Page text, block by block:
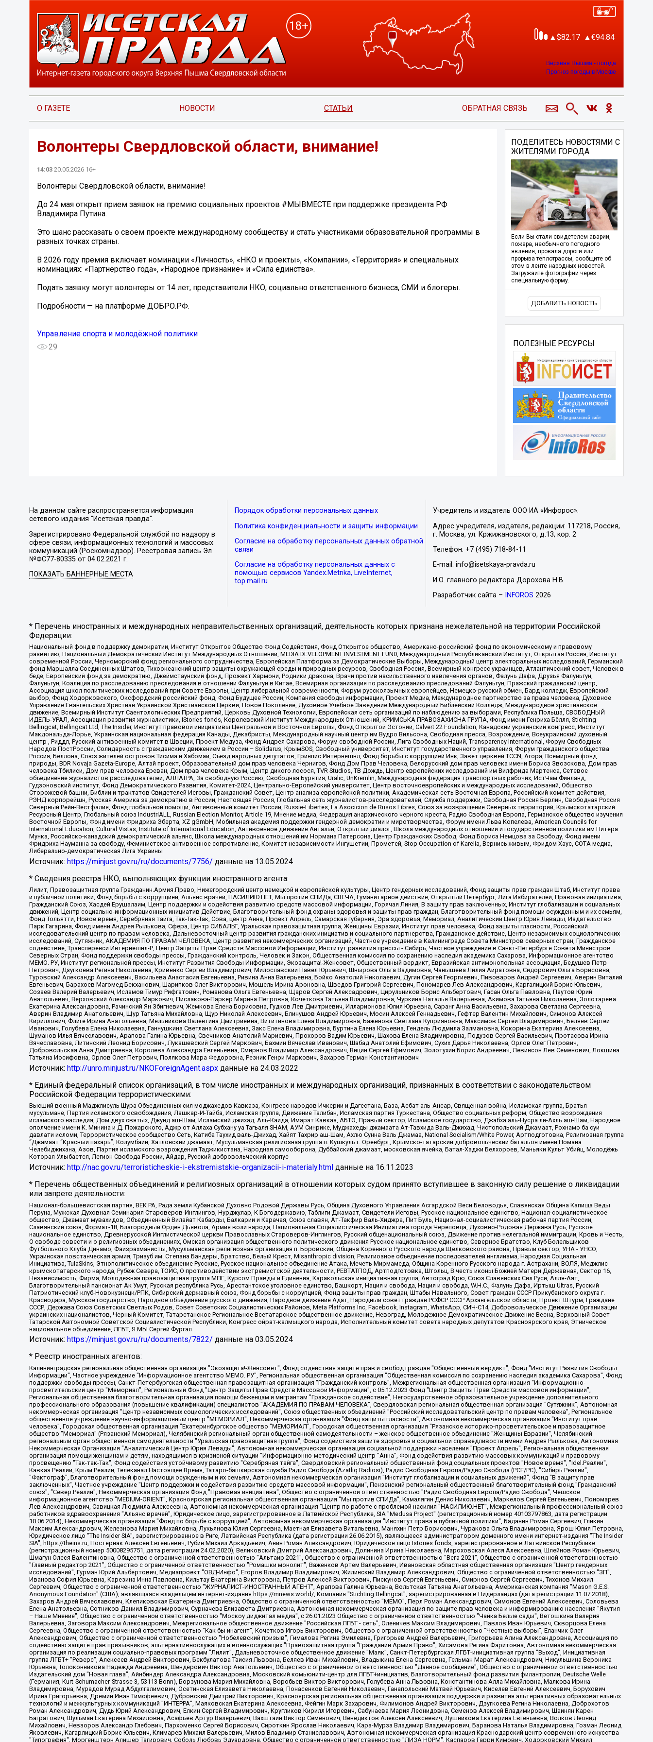
18+
82.17 94.84
Верхняя Пышма - погода
Прогноз погоды в Москве
О ГАЗЕТЕ НОВОСТИ СТАТЬИ ОБРАТНАЯ СВЯЗЬ
Волонтеры Свердловской области, внимание!
14:03 20.05.2026 16+
Волонтеры Свердловской области, внимание!
До 24 мая открыт прием заявок на премию социальных проектов #МЫВМЕСТЕ при поддержке президента РФ
Владимира Путина.
Это шанс рассказать о своем проекте международному сообществу и стать участниками образовательной программы в
разных точках страны.
В 2026 году премия включает номинации «Личность», «НКО и проекты», «Компании», «Территория» и специальных
номинациях: «Партнерство года», «Народное признание» и «Сила единства».
Подать заявку могут волонтеры от 14 лет, представители НКО, социально ответственного бизнеса, СМИ и блогеры.
Подробности — на платформе ДОБРО.РФ.
Управление спорта и молодёжной политики
29
ПОДЕЛИТЕСЬ НОВОСТЯМИ С
ЖИТЕЛЯМИ ГОРОДА
Если Вы стали свидетелем аварии,
пожара, необычного погодного
явления, провала дороги или
прорыва теплотрассы, сообщите об
этом в ленте народных новостей.
Загружайте фотографии через
специальную форму.
ДОБАВИТЬ НОВОСТЬ
ПОЛЕЗНЫЕ РЕСУРСЫ
На данном сайте распространяется информация
сетевого издания "Исетская правда".
Зарегистрировано Федеральной службой по надзору в
сфере связи, информационных технологий и массовых
коммуникаций (Роскомнадзор). Реестровая запись Эл
№ФС77-80335 от 04.02.2021 г.
ПОКАЗАТЬ БАННЕРНЫЕ МЕСТА
Порядок обработки персональных данных
Политика конфиденциальности и защиты информации
Согласие на обработку персональных данных обратной
связи
Согласие на обработку персональных данных с
помощью сервисов Yandex.Metrika, LiveInternet,
top.mail.ru
Учредитель и издатель ООО ИА «Инфорос».
Адрес учредителя, издателя, редакции: 117218, Россия,
г. Москва, ул. Кржижановского, д.13, кор. 2
Телефон: +7 (495) 718-84-11
E-mail: info@isetskaya-pravda.ru
И.О. главного редактора Дорохова Н.В.
Разработчик сайта –
INFOROS 2026
* Перечень иностранных и международных неправительственных организаций, деятельность которых признана нежелательной на территории Российской
Федерации:
Национальный фонд в поддержку демократии, Институт Открытое Общество Фонд Содействия, Фонд Открытое общество, Американо-российский фонд по экономическому и правовому
развитию, Национальный Демократический Институт Международных Отношений, MEDIA DEVELOPMENT INVESTMENT FUND, Международный Республиканский Институт, Открытая Россия, Институт
современной России, Черноморский фонд регионального сотрудничества, Европейская Платформа за Демократические Выборы, Международный центр электоральных исследований, Германский
фонд Маршалла Соединенных Штатов, Тихоокеанский центр защиты окружающей среды и природных ресурсов, Свободная Россия, Всемирный конгресс украинцев, Атлантический совет, Человек в
беде, Европейский фонд за демократию, Джеймстаунский фонд, Прожект Хармони, Родники дракона, Врачи против насильственного извлечения органов, Фалунь Дафа, Друзья Фалуньгун,
Фалуньгун, Коалиция по расследованию преследования в отношении Фалуньгун в Китае, Всемирная организация по расследованию преследований Фалуньгун, Пражский гражданский центр,
Ассоциация школ политических исследований при Совете Европы, Центр либеральной современности, Форум русскоязычных европейцев, Немецко-русский обмен, Бард колледж, Европейский
выбор, Фонд Ходорковского, Оксфордский российский фонд, Фонд Будущее России, Компания свободы информации, Проект Медиа, Международное партнерство за права человека, Духовное
Управление Евангельских Христиан Украинской Христианской Церкви, Новое Поколение, Духовное Учебное Заведение Международный Библейский Колледж, Международное христианское
движение, Всемирный Институт Саентологических Предприятий, Церковь Духовной Технологии, Европейская сеть организаций по наблюдению за выборами, Республика Польша, СВОБОДНЫЙ
ИДЕЛЬ-УРАЛ, Ассоциация развития журналистики, IStories fonds, Королевский Институт Международных Отношений, КРИМСЬКА ПРАВОЗАХИСНА ГРУПА, Фонд имени Генриха Бёлля, Stichting
Bellingcat, Bellingcat Ltd, The Insider, Институт правовой инициативы Центральной и Восточной Европы, Фонд Открытой Эстонии, Calvert 22 Foundation, Канадский украинский конгресс, Институт
Макдональда-Лорье, Украинская национальная федерация Канады, Декабристы, Международный научный центр им Вудро Вильсона, Свободная пресса, Возрождение, Всеукраинский духовный
центр , Риддл, Русский антивоенный комитет в Швеции, Проект Медуза, Фонд Андрея Сахарова, Форум свободной России, Лига Свободных Наций, Transparеncy International, Форум Свободных
Народов ПостРоссии, Солидарность с гражданским движением в России – Solidarus, КрымSOS, Свободный университет, Институт государственного управления, Форум гражданского общества
Россия, Беллона, Союз жителей островов Тисима и Хабомаи, Съезд народных депутатов, Гринпис Интернешнл, Фонд борьбы с коррупцией Инк, Завет церквей TCCN, Агора, Всемирный фонд
природы, BDR Novaja Gazeta-Europe, Алтай проект, Образовательный дом прав человека Чернигов, Фонд Дом Прав Человека, Белорусский дом прав человека имени Бориса Звозскова, Дом прав
человека Тбилиси, Дом прав человека Ереван, Дом прав человека Крым, Центр дикого лосося, TVR Studios, ТВ Дождь, Центр европейских исследований им Вилфрида Мартенса, Сетевое
объединение журналистов расследователей, АЛЛАТРА, За свободную Россию, Свободная Бурятия, Uralic, UnKremlin, Международная федерация транспортных рабочих, ИстЧам Финланд,
Гудзоновский институт, Фонд Демократического Развития, Комитет-2024, Центрально-Европейский университет, Центр восточноевропейских и международных исследований, Общество
Сторожевой башни, Библии и трактатов Свидетелей Иеговы, Гражданский Совет, Центр анализа европейской политики, Академическая сеть Восточная Европа, Российский комитет действия,
РЭНД корпорейшн, Русская Америка за демократию в России, Настоящая Россия, Глобальная сеть журналистов-расследователей, Служба поддержки, Свободная Россия Берлин, Свободная Россия
Северный Рейн-Вестфалия, Фонд глобальной помощи, Антивоенный комитет России, Russie-Libertes, La Asocicion de Rusos Libres, Союз за возвращение Северных территорий, Крымскотатарский
Ресурсный Центр, Глобальный союз IndustriALL, Russian Election Monitor, Article 19, Мнение медиа, Федерация анархического черного креста, Радио Свободная Европа, Германское общество изучения
Восточной Европы, Фонд имени Фридриха Эберта, XZ gGmbH, Мобильная академия поддержки гендерной демократии и миротворчества, Форум имени Льва Копелева, American Councils for
International Education, Cultural Vistas, Institute of International Education, Антивоенное движение Антальи, Открытый диалог, Школа международных отношений и государственной политики им Питера
Мунка, Российско-канадский демократический альянс, Школа международных отношений им Нормана Патерсона, Центр Гражданских Свобод, Фонд Бориса Немцова за Свободу, Фонд имени
Фридриха Науманна за свободу, Феминистское антивоенное сопротивление, Комитет независимости Ингушетии, Прометей, Stop Occupation of Karelia, Вернись живым, Фридом Хаус, СОТА медиа,
Либерально-демократическая Лига Украины
Источник: https://minjust.gov.ru/ru/documents/7756/ данные на 13.05.2024
* Сведения реестра НКО, выполняющих функции иностранного агента:
Лилит, Правозащитная группа Гражданин.Армия.Право, Нижегородский центр немецкой и европейской культуры, Центр гендерных исследований, Фонд защиты прав граждан Штаб, Институт права
и публичной политики, Фонд борьбы с коррупцией, Альянс врачей, НАСИЛИЮ.НЕТ, Мы против СПИДа, СВЕЧА, Гуманитарное действие, Открытый Петербург, Лига Избирателей, Правовая инициатива,
Гражданский Союз, Хасдей Ерушалаим, Центр поддержки и содействия развитию средств массовой информации, Горячая Линия, В защиту прав заключенных, Институт глобализации и социальных
движений, Центр социально-информационных инициатив Действие, Благотворительный фонд охраны здоровья и защиты прав граждан, Благотворительный фонд помощи осужденным и их семьям,
Фонд Тольятти, Новое время, Серебряная тайга, Так-Так-Так, Сова, центр Анна, Проект Апрель, Самарская губерния, Эра здоровья, Мемориал, Аналитический Центр Юрия Левады, Издательство
Парк Гагарина, Фонд имени Андрея Рылькова, Сфера, Центр СИБАЛЬТ, Уральская правозащитная группа, Женщины Евразии, Институт прав человека, Фонд защиты гласности, Российский
исследовательский центр по правам человека, Дальневосточный центр развития гражданских инициатив и социального партнерства, Гражданское действие, Центр независимых социологических
исследований, Сутяжник, АКАДЕМИЯ ПО ПРАВАМ ЧЕЛОВЕКА, Центр развития некоммерческих организаций, Частное учреждение в Калининграде Совета Министров северных стран, Гражданское
содействие, Трансперенси Интернешнл-Р, Центр Защиты Прав Средств Массовой Информации, Институт развития прессы - Сибирь, Частное учреждение в Санкт-Петербурге Совета Министров
Северных Стран, Фонд поддержки свободы прессы, Гражданский контроль, Человек и Закон, Общественная комиссия по сохранению наследия академика Сахарова, Информационное агентство
МЕМО. РУ, Институт региональной прессы, Институт Развития Свободы Информации, Экозащита!-Женсовет, Общественный вердикт, Евразийская антимонопольная ассоциация, Бедушев Петр
Петрович, Дзугкоева Регина Николаевна, Кривенко Сергей Владимирович, Милославский Павел Юрьевич, Шнырова Ольга Вадимовна, Чанышева Лилия Айратовна, Сидорович Ольга Борисовна,
Туровский Александр Алексеевич, Васильева Анастасия Евгеньевна, Ривина Анна Валерьевна, Бойко Анатолий Николаевич, Дугин Сергей Георгиевич, Пивоваров Андрей Сергеевич, Аверин Виталий
Евгеньевич, Барахоев Магомед Бекханович, Шарипков Олег Викторович, Мошель Ирина Ароновна, Шведов Григорий Сергеевич, Пономарев Лев Александрович, Каргалицкий Борис Юльевич,
Созаев Валерий Валерьевич, Исламов Тимур Рифгатович, Романова Ольга Евгеньевна, Щаров Сергей Алексадрович, Цирульников Борис Альбертович, Гасан Ольга Павловна, Паутов Юрий
Анатольевич, Верховский Александр Маркович, Пислакова-Паркер Марина Петровна, Кочеткова Татьяна Владимировна, Чуркина Наталья Валерьевна, Акимова Татьяна Николаевна, Золотарева
Екатерина Александровна, Рачинский Ян Збигневич, Жемкова Елена Борисовна, Гудков Лев Дмитриевич, Илларионова Юлия Юрьевна, Саранг Анна Васильевна, Захарова Светлана Сергеевна,
Аверин Владимир Анатольевич, Щур Татьяна Михайловна, Щур Николай Алексеевич, Блинушов Андрей Юрьевич, Мосин Алексей Геннадьевич, Гефтер Валентин Михайлович, Симонов Алексей
Кириллович, Флиге Ирина Анатольевна, Мельникова Валентина Дмитриевна, Вититинова Елена Владимировна, Баженова Светлана Куприяновна, Максимов Сергей Владимирович, Беляев Сергей
Иванович, Голубева Елена Николаевна, Ганнушкина Светлана Алексеевна, Закс Елена Владимировна, Буртина Елена Юрьевна, Гендель Людмила Залмановна, Кокорина Екатерина Алексеевна,
Шуманов Илья Вячеславович, Арапова Галина Юрьевна, Свечников Анатолий Мариевич, Прохоров Вадим Юрьевич, Шахова Елена Владимировна, Подузов Сергей Васильевич, Протасова Ирина
Вячеславовна, Литинский Леонид Борисович, Лукашевский Сергей Маркович, Бахмин Вячеслав Иванович, Шабад Анатолий Ефимович, Сухих Дарья Николаевна, Орлов Олег Петрович,
Добровольская Анна Дмитриевна, Королева Александра Евгеньевна, Смирнов Владимир Александрович, Вицин Сергей Ефимович, Золотухин Борис Андреевич, Левинсон Лев Семенович, Локшина
Татьяна Иосифовна, Орлов Олег Петрович, Полякова Мара Федоровна, Резник Генри Маркович, Захаров Герман Константинович
Источник: http://unro.minjust.ru/NKOForeignAgent.aspx данные на 24.03.2022
* Единый федеральный список организаций, в том числе иностранных и международных организаций, признанных в соответствии с законодательством
Российской Федерации террористическими:
Высший военный Маджлисуль Шура Объединенных сил моджахедов Кавказа, Конгресс народов Ичкерии и Дагестана, База, Асбат аль-Ансар, Священная война, Исламская группа, Братья-
мусульмане, Партия исламского освобождения, Лашкар-И-Тайба, Исламская группа, Движение Талибан, Исламская партия Туркестана, Общество социальных реформ, Общество возрождения
исламского наследия, Дом двух святых, Джунд аш-Шам, Исламский джихад, Аль-Каида, Имарат Кавказ, АБТО, Правый сектор, Исламское государство, Джабха аль-Нусра ли-Ахль аш-Шам, Народное
ополчение имени К. Минина и Д. Пожарского, Аджр от Аллаха Субхану уа Тагьаля SHAM, АУМ Синрике, Муджахеды джамаата Ат-Тавхида Валь-Джихад, Чистопольский Джамаат, Рохнамо ба суи
давлати исломи, Террористическое сообщество Сеть, Катиба Таухид валь-Джихад, Хайят Тахрир аш-Шам, Ахлю Сунна Валь Джамаа, National Socialism/White Power, Артподготовка, Религиозная группа
“Джамаат “Красный пахарь”, Колумбайн, Хатлонский джамаат, Мусульманская религиозная группа п. Кушкуль г. Оренбург, Крымско-татарский добровольческий батальон имени Номана
Челебиджихана, Азов, Партия исламского возрождения Таджикистана, Народная самооборона, Дуббайский джамаат, московская ячейка, Батал-Хаджи Белхороев, Маньяки Культ Убийц, Молодёжь
Которая Улыбается, Легион Свобода России, Айдар, Русский добровольческий корпус
Источник: http://nac.gov.ru/terroristicheskie-i-ekstremistskie-organizacii-i-materialy.html данные на 16.11.2023
* Перечень общественных объединений и религиозных организаций в отношении которых судом принято вступившее в законную силу решение о ликвидации
или запрете деятельности:
Национал-большевистская партия, ВЕК РА, Рада земли Кубанской Духовно Родовой Державы Русь, Община Духовного Управления Асгардской Веси Беловодья, Славянская Община Капища Веды
Перуна, Мужская Духовная Семинария Староверов-Инглингов, Нурджулар, К Богодержавию, Таблиги Джамаат, Свидетели Иеговы, Русское национальное единство, Национал-социалистическое
общество, Джамаат мувахидов, Объединенный Вилайат Кабарды, Балкарии и Карачая, Союз славян, Ат-Такфир Валь-Хиджра, Пит Буль, Национал-социалистическая рабочая партия России,
Славянский союз, Формат-18, Благородный Орден Дьявола, Армия воли народа, Национальная Социалистическая Инициатива города Череповца, Духовно-Родовая Держава Русь, Русское
национальное единство, Древнерусской Инглистической церкви Православных Староверов-Инглингов, Русский общенациональный союз, Движение против нелегальной иммиграции, Кровь и Честь,
О свободе совести и о религиозных объединениях, Омская организация общественного политического движения Русское национальное единство, Северное Братство, Клуб Болельщиков
Футбольного Клуба Динамо, Файзрахманисты, Мусульманская религиозная организация п. Боровский, Община Коренного Русского народа Щелковского района, Правый сектор, УНА - УНСО,
Украинская повстанческая армия, Тризуб им. Степана Бандеры, Братство, Белый Крест, Misanthropic division, Религиозное объединение последователей инглиизма, Народная Социальная
Инициатива, TulaSkins, Этнополитическое объединение Русские, Русское национальное объединение Атака, Мечеть Мирмамеда, Община Коренного Русского народа г. Астрахани, ВОЛЯ, Меджлис
крымскотатарского народа, Рубеж Севера, ТОЙС, О противодействии экстремистской деятельности, РЕВТАТПОД, Артподготовка, Штольц, В честь иконы Божией Матери Державная, Сектор 16,
Независимость, Фирма, Молодежная правозащитная группа МПГ, Курсом Правды и Единения, Каракольская инициативная группа, Автоград Крю, Союз Славянских Сил Руси, Алля-Аят,
Благотворительный пансионат Ак Умут, Русская республика Русь, Арестантское уголовное единство, Башкорт, Нация и свобода, Нация и свобода, W.H.С., Фалунь Дафа, Иртыш Ultras, Русский
Патриотический клуб-Новокузнецк/РПК, Сибирский державный союз, Фонд борьбы с коррупцией, Фонд защиты прав граждан, Штабы Навального, Совет граждан СССР Прикубанского округа г.
Краснодара, Мужское государство, Народное объединение русского движения, Народное движение Адат, Народный совет граждан РСФСР СССР Архангельской области, Проект Штурм, Граждане
СССР, Держава Союз Советских Светлых Родов, Совет Советских Социалистических Районов, Meta Platforms Inc, Facebook, Instagram, WhatsApp, СИЧ-С14, Добровольческое Движение Организации
украинских националистов, Черный Комитет, Татарстанское Региональное Всетатарское общественное движение, Невоград, Молодежное Демократическое Движение Весна, Верховный Совет
Татарской Автономной Советской Социалистической Республики, Конгресс ойрат-калмыцкого народа, Исполнительный комитет совета народных депутатов Красноярского края, Этническое
национальное объединение, ЛГБТ, Я.МЫ Сергей Фургал
Источник: https://minjust.gov.ru/ru/documents/7822/ данные на 03.05.2024
* Реестр иностранных агентов:
Калининградская региональная общественная организация "Экозащита!-Женсовет", Фонд содействия защите прав и свобод граждан "Общественный вердикт", Фонд "Институт Развития Свободы Информации", Частное учреждение "Информационное агентство МЕМО. РУ", Региональная общественная организация "Общественная комиссия по сохранению наследия академика Сахарова", Фонд поддержки свободы прессы, Санкт-Петербургская общественная правозащитная организация "Гражданский контроль", Межрегиональная общественная организация "Информационно-просветительский центр "Мемориал", Региональный Фонд "Центр Защиты Прав Средств Массовой Информации", с 05.12.2023 Фонд "Центр Защиты Прав Средств массовой информации", Региональная общественная благотворительная организация помощи беженцам и мигрантам "Гражданское содействие", Негосударственное образовательное учреждение дополнительного профессионального образования (повышение квалификации) специалистов "АКАДЕМИЯ ПО ПРАВАМ ЧЕЛОВЕКА", Свердловская региональная общественная организация "Сутяжник", Автономная некоммерческая организация "Центр независимых социологических исследований", Союз общественных объединений "Российский исследовательский центр по правам человека", Региональное общественное учреждение научно-информационный центр "МЕМОРИАЛ", Некоммерческая организация "Фонд защиты гласности", Автономная некоммерческая организация "Институт прав человека", Городская общественная организация "Екатеринбургское общество "МЕМОРИАЛ", Городская общественная организация "Рязанское историко-просветительское и правозащитное общество "Мемориал" (Рязанский Мемориал), Челябинский региональный орган общественной самодеятельности – женское общественное объединение "Женщины Евразии", Челябинский региональный орган общественной самодеятельности "Уральская правозащитная группа", Фонд содействия защите здоровья и социальной справедливости имени Андрея Рылькова, Автономная Некоммерческая Организация "Аналитический Центр Юрия Левады", Автономная некоммерческая организация социальной поддержки населения "Проект Апрель", Региональная общественная организация помощи женщинам и детям, находящимся в кризисной ситуации "Информационно-методический центр "Анна", Фонд содействия развитию массовых коммуникаций и правовому просвещению "Так-так-Так", Фонд содействия устойчивому развитию "Серебряная тайга", Свердловский региональный общественный фонд социальных проектов "Новое время", "Idel.Реалии", Кавказ.Реалии, Крым.Реалии, Телеканал Настоящее Время, Татаро-башкирская служба Радио Свобода (Azatliq Radiosi), Радио Свободная Европа/Радио Свобода (PCE/PC), "Сибирь.Реалии", "Фактограф", Благотворительный фонд помощи осужденным и их семьям, Автономная некоммерческая организация "Институт глобализации и социальных движений", Фонд "В защиту прав заключенных", Частное учреждение "Центр поддержки и содействия развитию средств массовой информации", Пензенский региональный общественный благотворительный фонд "Гражданский союз", "Север.Реалии", Некоммерческая организация Фонд "Правовая инициатива", Общество с ограниченной ответственностью "Радио Свободная Европа/Радио Свобода", Чешское информационное агентство "MEDIUM-ORIENT", Красноярская региональная общественная организация "Мы против СПИДа", Камалягин Денис Николаевич, Маркелов Сергей Евгеньевич, Пономарев Лев Александрович, Савицкая Людмила Алексеевна, Автономная некоммерческая организация "Центр по работе с проблемой насилия "НАСИЛИЮ.НЕТ", Межрегиональный профессиональный союз работников здравоохранения "Альянс врачей", Юридическое лицо, зарегистрированное в Латвийской Республике, SIA "Medusa Project" (регистрационный номер 40103797863, дата регистрации 10.06.2014), Некоммерческая организация "Фонд по борьбе с коррупцией", Автономная некоммерческая организация "Институт права и публичной политики", Баданин Роман Сергеевич, Гликин Максим Александрович, Железнова Мария Михайловна, Лукьянова Юлия Сергеевна, Маетная Елизавета Витальевна, Маняхин Петр Борисович, Чуракова Ольга Владимировна, Ярош Юлия Петровна, Юридическое лицо "The Insider SIA", зарегистрированное в Риге, Латвийская Республика (дата регистрации 26.06.2015), являющееся администратором доменного имени интернет-издания "The Insider SIA", https://theins.ru, Постернак Алексей Евгеньевич, Рубин Михаил Аркадьевич, Анин Роман Александрович, Юридическое лицо Istories fonds, зарегистрированное в Латвийской Республике (регистрационный номер 50008295751, дата регистрации 24.02.2020), Великовский Дмитрий Александрович, Долинина Ирина Николаевна, Мароховская Алеся Алексеевна, Шлейнов Роман Юрьевич, Шмагун Олеся Валентиновна, Общество с ограниченной ответственностью "Альтаир 2021", Общество с ограниченной ответственностью "Вега 2021", Общество с ограниченной ответственностью "Главный редактор 2021", Общество с ограниченной ответственностью "Ромашки монолит", Важенков Артем Валерьевич, Ивановская областная общественная организация "Центр гендерных исследований", Гурман Юрий Альбертович, Медиапроект "ОВД-Инфо", Егоров Владимир Владимирович, Жилинский Владимир Александрович, Общество с ограниченной ответственностью "ЗП", Иванова София Юрьевна, Карезина Инна Павловна, Кильтау Екатерина Викторовна, Петров Алексей Викторович, Пискунов Сергей Евгеньевич, Смирнов Сергей Сергеевич, Тихонов Михаил Сергеевич, Общество с ограниченной ответственностью "ЖУРНАЛИСТ-ИНОСТРАННЫЙ АГЕНТ", Арапова Галина Юрьевна, Вольтская Татьяна Анатольевна, Американская компания "Mason G.E.S. Anonymous Foundation" (США), являющаяся владельцем интернет-издания https://mnews.world/, Компания "Stichting Bellingcat", зарегистрированная в Нидерландах (дата регистрации 11.07.2018), Захаров Андрей Вячеславович, Клепиковская Екатерина Дмитриевна, Общество с ограниченной ответственностью "МЕМО", Перл Роман Александрович, Симонов Евгений Алексеевич, Соловьева Елена Анатольевна, Сотников Даниил Владимирович, Сурначева Елизавета Дмитриевна, Автономная некоммерческая организация по защите прав человека и информированию населения "Якутия – Наше Мнение", Общество с ограниченной ответственностью "Москоу диджитал медиа", с 26.01.2023 Общество с ограниченной ответственностью "Чайка Белые сады", Ветошкина Валерия Валерьевна, Заговора Максим Александрович, Межрегиональное общественное движение "Российская ЛГБТ - сеть", Оленичев Максим Владимирович, Павлов Иван Юрьевич, Скворцова Елена Сергеевна, Общество с ограниченной ответственностью "Как бы инагент", Кочетков Игорь Викторович, Общество с ограниченной ответственностью "Честные выборы", Еланчик Олег Александрович, Общество с ограниченной ответственностью "Нобелевский призыв", Гималова Регина Эмилевна, Григорьев Андрей Валерьевич, Григорьева Алина Александровна, Ассоциация по содействию защите прав призывников, альтернативнослужащих и военнослужащих "Правозащитная группа "Гражданин.Армия.Право", Хисамова Регина Фаритовна, Автономная некоммерческая организация по реализации социально-правовых программ "Лилит", Дальневосточное общественное движение "Маяк", Санкт-Петербургская ЛГБТ-инициативная группа "Выход", Инициативная группа ЛГБТ+ "Реверс", Алексеев Андрей Викторович, Бекбулатова Таисия Львовна, Беляев Иван Михайлович, Владыкина Елена Сергеевна, Гельман Марат Александрович, Никульшина Вероника Юрьевна, Толоконникова Надежда Андреевна, Шендерович Виктор Анатольевич, Общество с ограниченной ответственностью "Данное сообщение", Общество с ограниченной ответственностью Издательский дом "Новая глава", Айнбиндер Александра Александровна, Московский комьюнити-центр для ЛГБТ+инициатив, Благотворительный фонд развития филантропии, Deutsche Welle (Германия, Kurt-Schumacher-Strasse 3, 53113 Bonn), Борзунова Мария Михайловна, Воробьев Виктор Викторович, Голубева Анна Львовна, Константинова Алла Михайловна, Малкова Ирина Владимировна, Мурадов Мурад Абдулгалимович, Осетинская Елизавета Николаевна, Понасенков Евгений Николаевич, Ганапольский Матвей Юрьевич, Киселев Евгений Алексеевич, Борухович Ирина Григорьевна, Дремин Иван Тимофеевич, Дубровский Дмитрий Викторович, Красноярская региональная общественная организация поддержки и развития альтернативных образовательных технологий и межкультурных коммуникаций "ИНТЕРРА", Маяковская Екатерина Алексеевна, Фейгин Марк Захарович, Филимонов Андрей Викторович, Дзугкоева Регина Николаевна, Доброхотов Роман Александрович, Дудь Юрий Александрович, Елкин Сергей Владимирович, Кругликов Кирилл Игоревич, Сабунаева Мария Леонидовна, Семенов Алексей Владимирович, Шаинян Карен Багратович, Шульман Екатерина Михайловна, Асафьев Артур Валерьевич, Вахштайн Виктор Семенович, Венедиктов Алексей Алексеевич, Лушникова Екатерина Евгеньевна, Волков Леонид Михайлович, Невзоров Александр Глебович, Пархоменко Сергей Борисович, Сироткин Ярослав Николаевич, Кара-Мурза Владимир Владимирович, Баранова Наталья Владимировна, Гозман Леонид Яковлевич, Кагарлицкий Борис Юльевич, Климарев Михаил Валерьевич, Милов Владимир Станиславович, Автономная некоммерческая организация Краснодарский центр современного искусства "Типография", Моргенштерн Алишер Тагирович, Соболь Любовь Эдуардовна, Общество с ограниченной ответственностью "ЛИЗА НОРМ", Каспаров Гарри Кимович, Ходорковский Михаил Борисович, Общество с ограниченной ответственностью "Апрельские тезисы", Данилович Ирина Брониславовна, Кашин Олег Владимирович, Петров Николай Владимирович, Пивоваров Алексей Владимирович, Соколов Михаил Владимирович, Цветкова Юлия Владимировна, Чичваркин Евгений Александрович, Комитет против пыток/Команда против пыток, Общество с ограниченной ответственностью "Первый научный", Общество с ограниченной ответственностью "Вертолет и ко", Белоцерковская Вероника Борисовна, Кац Максим Евгеньевич, Лазарева Татьяна Юрьевна, Шаведдинов Руслан Табризович, Яшин Илья Валерьевич, Общество с ограниченной ответственностью "Иноагент ААВ", Алешковский Дмитрий Петрович, Альбац Евгения Марковна, Быков Дмитрий Львович, Галямина Юлия Евгеньевна, Лойко Сергей Леонидович, Мартынов Кирилл Константинович, Медведев Сергей Александрович, Крашенинников Федор Геннадиевич, Гордеева Катерина Вл